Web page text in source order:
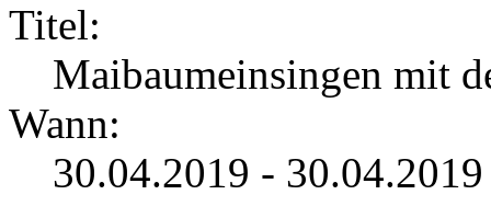
Titel:
Maibaumeinsingen mit
Wann:
30.04.2019 -